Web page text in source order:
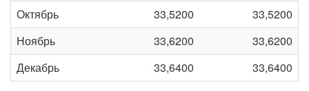
Октябрь
33,5200
33,5200
Ноябрь
33,6200
33,6200
Декабрь
33,6400 33,6400